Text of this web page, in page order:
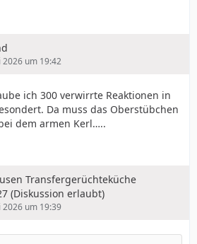
2026 um 19:42
ich 300 verwirrte Reaktionen in
Da muss das Oberstübchen
dem armen Kerl…..
Transfergerüchteküche
(Diskussion erlaubt)
2026 um 19:39